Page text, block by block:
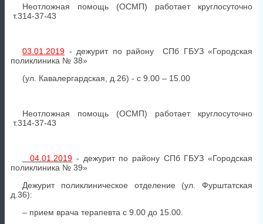
Неотложная помощь (ОСМП) работает круглосуточно
т.314-37-43
03.01.2019 - дежурит по району СПб ГБУЗ «Городская
поликлиника № 38»
(ул. Кавалергардская, д.26) - с 9.00 – 15.00
Неотложная помощь (ОСМП) работает круглосуточно
т.314-37-43
04.01.2019 - дежурит по району СПб ГБУЗ «Городская
поликлиника № 39»
Дежурит поликлиническое отделение (ул. Фурштатская
д.36):
– прием врача терапевта с 9.00 до 15.00.